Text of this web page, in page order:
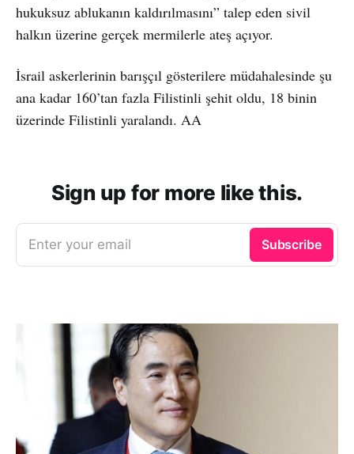
hukuksuz ablukanın kaldırılmasını” talep eden sivil
halkın üzerine gerçek mermilerle ateş açıyor.
İsrail askerlerinin barışçıl gösterilere müdahalesinde şu
ana kadar 160’tan fazla Filistinli şehit oldu, 18 binin
üzerinde Filistinli yaralandı. AA
Sign up for more like this.
Enter your email Subscribe